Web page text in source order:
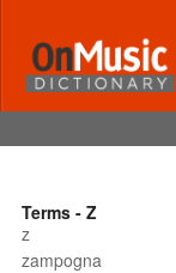
Terms - Z
z
zampogna